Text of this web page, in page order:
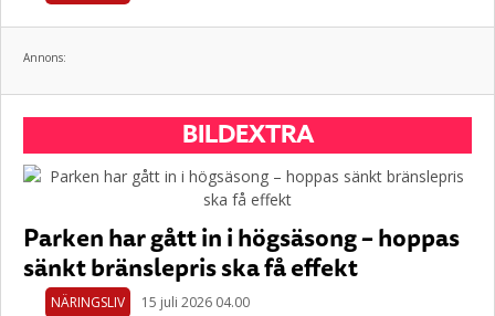
Annons:
BILDEXTRA
Parken har gått in i högsäsong – hoppas
sänkt bränslepris ska få effekt
NÄRINGSLIV 15 juli 2026 04.00